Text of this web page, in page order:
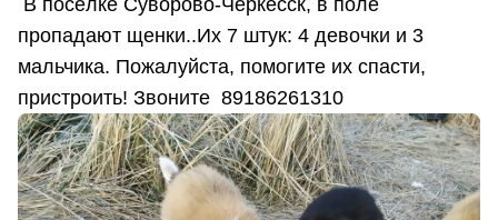
пропадают щенки..Их 7 штук: 4 девочки и 3
мальчика. Пожалуйста, помогите их спасти,
пристроить! Звоните 89186261310